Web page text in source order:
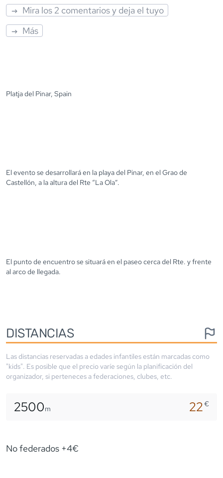
Mira los 2 comentarios y deja el tuyo
Más
Platja del Pinar, Spain
El evento se desarrollará en la playa del Pinar, en el Grao de
Castellón, a la altura del Rte “La Ola”.
El punto de encuentro se situará en el paseo cerca del Rte. y frente
al arco de llegada.
DISTANCIAS
Las distancias reservadas a edades infantiles están marcadas como
"kids". Es posible que el precio varíe según la planificación del
organizador, si perteneces a federaciones, clubes, etc.
2500m 22€
No federados +4€